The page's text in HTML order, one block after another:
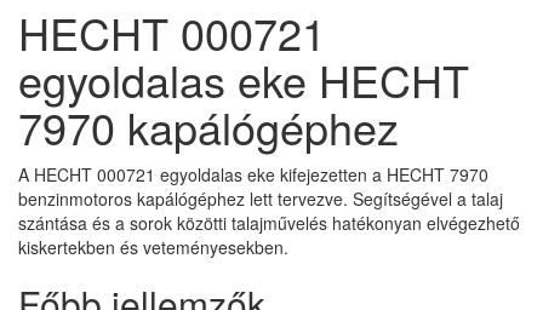
HECHT 000721
egyoldalas eke HECHT
7970 kapálógéphez
A HECHT 000721 egyoldalas eke kifejezetten a HECHT 7970
benzinmotoros kapálógéphez lett tervezve. Segítségével a talaj
szántása és a sorok közötti talajművelés hatékonyan elvégezhető
kiskertekben és veteményesekben.